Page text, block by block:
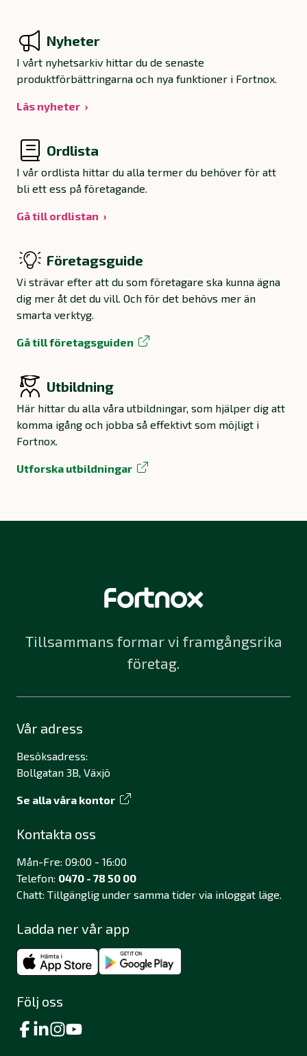
Nyheter
I vårt nyhetsarkiv hittar du de senaste
produktförbättringarna och nya funktioner i Fortnox.
Läs nyheter
Ordlista
I vår ordlista hittar du alla termer du behöver för att
bli ett ess på företagande.
Gå till ordlistan
Företagsguide
Vi strävar efter att du som företagare ska kunna ägna
dig mer åt det du vill. Och för det behövs mer än
smarta verktyg.
Gå till företagsguiden
Utbildning
Här hittar du alla våra utbildningar, som hjälper dig att
komma igång och jobba så effektivt som möjligt i
Fortnox.
Utforska utbildningar
Tillsammans formar vi framgångsrika
företag.
Vår adress
Besöksadress:
Bollgatan 3B, Växjö
Se alla våra kontor
Kontakta oss
Mån-Fre: 09:00 - 16:00
Telefon: 0470 - 78 50 00
Chatt: Tillgänglig under samma tider via inloggat läge.
Ladda ner vår app
Följ oss